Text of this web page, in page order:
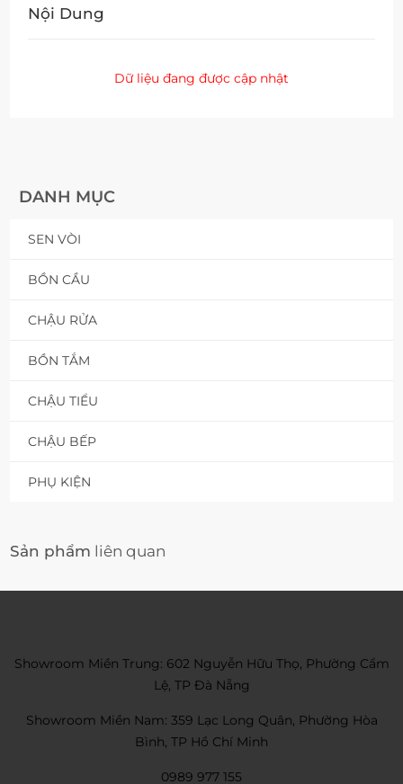
DANH MỤC
SEN VÒI
BỒN CẦU
CHẬU RỬA
BỒN TẮM
CHẬU TIỂU
CHẬU BẾP
PHỤ KIỆN
Nội Dung
Dữ liệu đang được cập nhật
Sản phẩm liên quan
Showroom Miền Trung: 602 Nguyễn Hữu Thọ, Phường Cẩm
Lệ, TP Đà Nẵng
Showroom Miền Nam: 359 Lạc Long Quân, Phường Hòa
Bình, TP Hồ Chí Minh
0989 977 155